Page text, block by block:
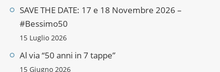
SAVE THE DATE: 17 e 18 Novembre 2026 –
#Bessimo50
15 Luglio 2026
Al via “50 anni in 7 tappe”
15 Giugno 2026